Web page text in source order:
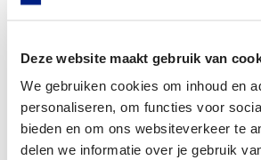
Deze website maakt gebruik van
We gebruiken cookies om inhoud en
personaliseren, om functies voor
bieden en om ons websiteverkeer te
delen we informatie over je gebruik